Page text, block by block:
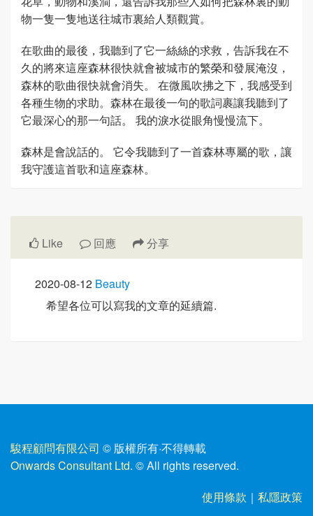
物一隻一隻地送往城市裏給人類觀賞。
在歌曲的最後，我聽到了它一絲絲的求救，告訴我在不
久的將來這座森林很快就會被城市的繁榮和發展淹沒，
森林的歌曲很快就會消失。 在微風吹拂之下，我感受到
各種生物的求助。森林在最後一句的歌詞裹讓我聽到了
它最深心的那一句話。 我的淚水從眼角慢慢流下。
森林是會說話的。 它令我聽到了一首森林專屬的歌，讓
我守護這首歌和這座森林。
Like 回應 分享
2020-08-12 Beauty
希望各位可以寫我的文章的延續篇.
駿程顧問有限公司 © 版權所有·不得轉載
Onwards Consultant Ltd. © All rights reserved.
使用條款 ｜ 私隱政策